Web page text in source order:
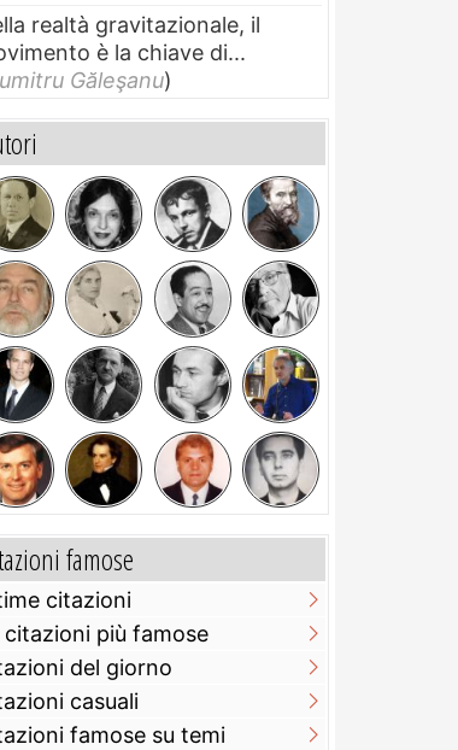
realtà gravitazionale, il
è la chiave di...
Găleşanu)
famose
citazioni
citazioni più famose
del giorno
casuali
famose su temi